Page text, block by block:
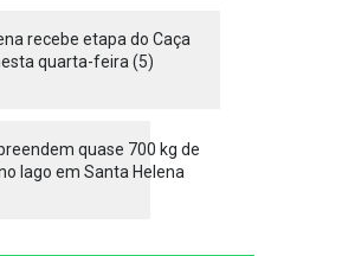
recebe etapa do Caça
quarta-feira (5)
quase 700 kg de
lago em Santa Helena